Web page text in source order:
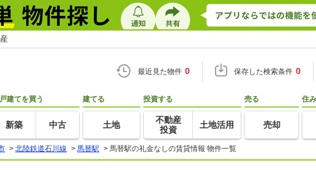
最近見た物件 0 保存した検索条件 0
建てを買う
新築 中古
建てる
土地
投資する
不動産
投資
土地活用
売る
売却
住
> 北陸鉄道石川線 > 馬替駅 > 馬替駅の礼金なしの賃貸情報 物件一覧